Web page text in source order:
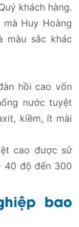
khách hàng.
Huy Hoàng
màu sắc khác
hồi cao vốn
nước tuyệt
kiềm, ít mài
cao được sử
40 độ đến 300
bao